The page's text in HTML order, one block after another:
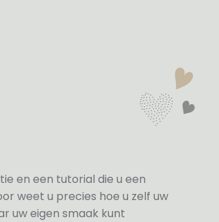
en een tutorial die u een
weet u precies hoe u zelf uw
uw eigen smaak kunt